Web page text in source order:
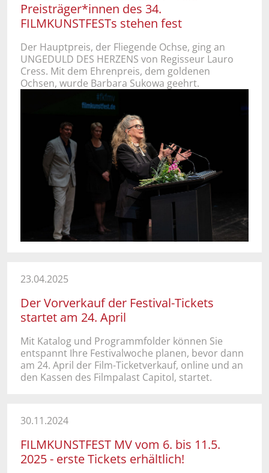
Preisträger*innen des 34.
FILMKUNSTFESTs stehen fest
Der Hauptpreis, der Fliegende Ochse, ging an
UNGEDULD DES HERZENS von Regisseur Lauro
Cress. Mit dem Ehrenpreis, dem goldenen
Ochsen, wurde Barbara Sukowa geehrt.
23.04.2025
Der Vorverkauf der Festival-Tickets
startet am 24. April
Mit Katalog und Programmfolder können Sie
entspannt Ihre Festivalwoche planen, bevor dann
am 24. April der Film-Ticketverkauf, online und an
den Kassen des Filmpalast Capitol, startet.
30.11.2024
FILMKUNSTFEST MV vom 6. bis 11.5.
2025 - erste Tickets erhältlich!